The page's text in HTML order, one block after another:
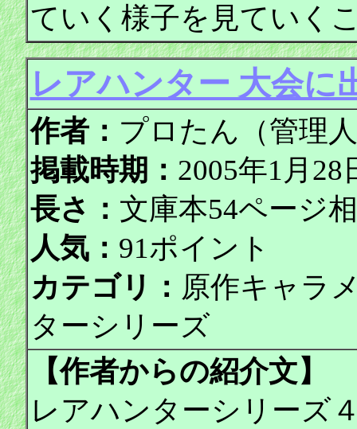
ていく様子を見ていく
レアハンター 大会に
作者： プロたん（管理
掲載時期： 2005年1月
長さ： 文庫本54ページ
人気： 91ポイント
カテゴリ： 原作キャラ
ターシリーズ
【作者からの紹介文】
レアハンターシリーズ